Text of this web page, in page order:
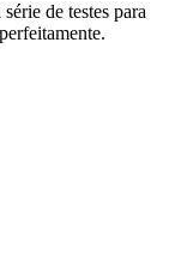
de testes para